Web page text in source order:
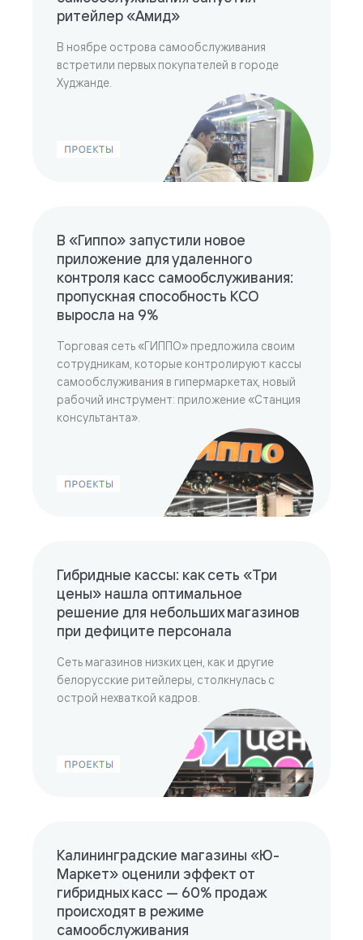
ритейлер «Амид»
В ноябре острова самообслуживания
встретили первых покупателей в городе
Худжанде.
В «Гиппо» запустили новое
приложение для удаленного
контроля касс самообслуживания:
пропускная способность КСО
выросла на 9%
Торговая сеть «ГИППО» предложила своим
сотрудникам, которые контролируют кассы
самообслуживания в гипермаркетах, новый
рабочий инструмент: приложение «Станция
консультанта».
Гибридные кассы: как сеть «Три
цены» нашла оптимальное
решение для небольших магазинов
при дефиците персонала
Сеть магазинов низких цен, как и другие
белорусские ритейлеры, столкнулась с
острой нехваткой кадров.
Калининградские магазины «Ю-
Маркет» оценили эффект от
гибридных касс — 60% продаж
происходят в режиме
самообслуживания